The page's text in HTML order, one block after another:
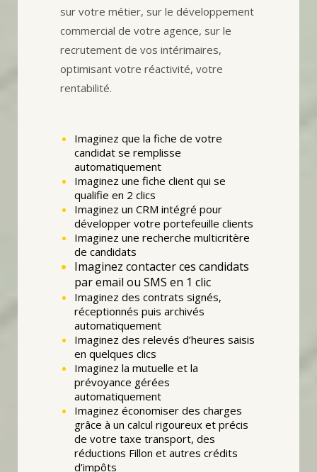
sur votre métier, sur le développement
commercial de votre agence, sur le
recrutement de vos intérimaires,
optimisant votre réactivité, votre
rentabilité.
Imaginez que la fiche de votre
candidat se remplisse
automatiquement
Imaginez une fiche client qui se
qualifie en 2 clics
Imaginez un CRM intégré pour
développer votre portefeuille clients
Imaginez une recherche multicritère
de candidats
Imaginez contacter ces candidats
par email ou SMS en 1 clic
Imaginez des contrats signés,
réceptionnés puis archivés
automatiquement
Imaginez des relevés d’heures saisis
en quelques clics
Imaginez la mutuelle et la
prévoyance gérées
automatiquement
Imaginez économiser des charges
grâce à un calcul rigoureux et précis
de votre taxe transport, des
réductions Fillon et autres crédits
d’impôts